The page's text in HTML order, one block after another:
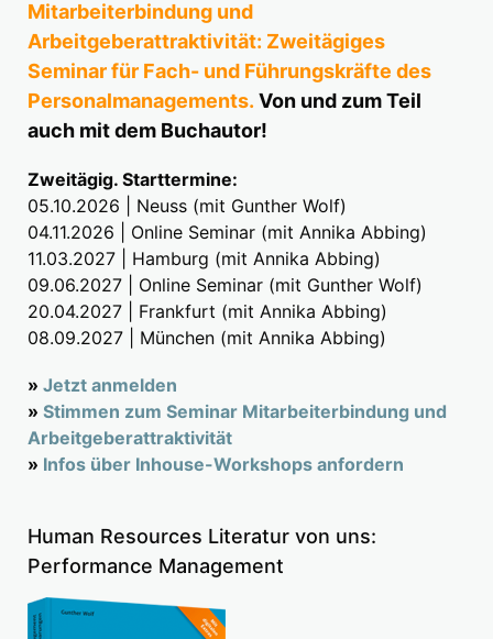
Mitarbeiterbindung und
Arbeitgeberattraktivität: Zweitägiges
Seminar für Fach- und Führungskräfte des
Personalmanagements. Von und zum Teil
auch mit dem Buchautor!
Zweitägig. Starttermine:
05.10.2026 | Neuss (mit Gunther Wolf)
04.11.2026 | Online Seminar (mit Annika Abbing)
11.03.2027 | Hamburg (mit Annika Abbing)
09.06.2027 | Online Seminar (mit Gunther Wolf)
20.04.2027 | Frankfurt (mit Annika Abbing)
08.09.2027 | München (mit Annika Abbing)
» Jetzt anmelden
» Stimmen zum Seminar Mitarbeiterbindung und
Arbeitgeberattraktivität
» Infos über Inhouse-Workshops anfordern
Human Resources Literatur von uns:
Performance Management